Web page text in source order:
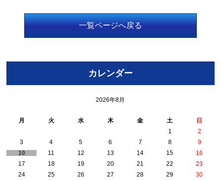
一覧ページへ戻る
カレンダー
2026年8月
月 火 水 木 金 土
日
1
2
3
4 5 6 7 8
9
10
11 12 13 14 15
16
17
18 19 20 21 22
23
24
25 26 27 28 29
30